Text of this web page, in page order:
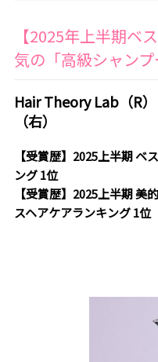
【2025年上半期ベ
気の「高級シャンプ
Hair Theory Lab（R
（右）
【受賞歴】2025上半期 ベ
ング 1位
【受賞歴】2025上半期 美
スヘアケアランキング 1位